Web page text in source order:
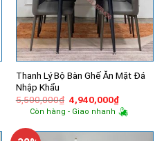
Thanh Lý Bộ Bàn Ghế Ăn Mặt Đá
Nhập Khẩu
5,500,000₫ Giá
gốc
là:
4,940,000₫Giá
hiện
tại
Còn hàng - Giao nhanh